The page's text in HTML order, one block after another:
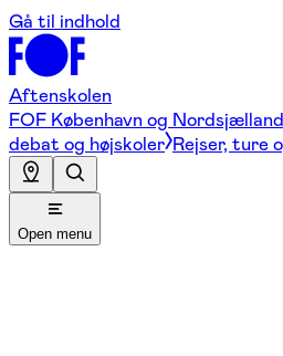
Gå til indhold
Aftenskolen
FOF København og Nordsjælland
debat og højskoler Rejser, ture
Open menu